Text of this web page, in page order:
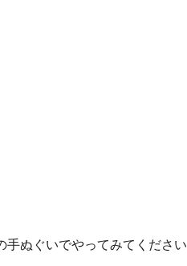
ぬぐいでやってみてください